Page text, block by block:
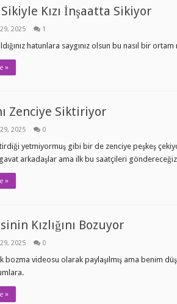
Kızı İnşaatta Sikiyor
2025 1
hatunlara saygınız olsun bu nasıl bir ortam
»
Zenciye Siktiriyor
2025 0
yetmiyormuş gibi bir de zenciye peşkeş
arkadaşlar ama ilk bu saatçileri
»
Kızlığını Bozuyor
2025 0
bozma videosu olarak paylaşılmış ama benim
»